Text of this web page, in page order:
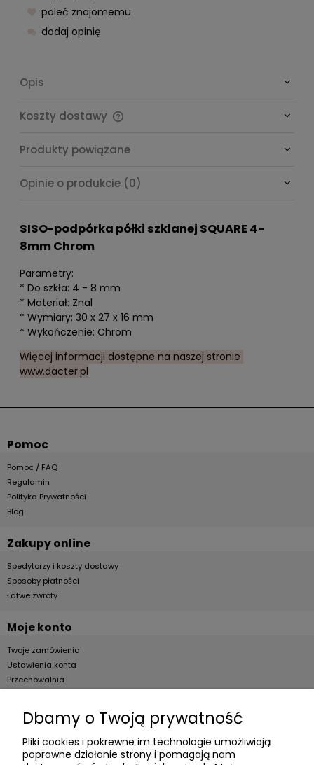
poleć znajomemu
dodaj opinię
Opis
Koszty dostawy
Produkty powiązane
Opinie o produkcie (0)
SISO-podpórka półki szklanej SQUARE 4-
8mm Chrom
Parametry:
* Do szkła: 4 - 8 mm
* Materiał: Znal
* Wymiary: 30 x 27 x 16 mm
* Wykończenie: Chrom
Więcej informacji dostępne na naszej stronie
www.dacter.pl
Pomoc
Pomoc / FAQ
Regulamin
Polityka Prywatności
Blog
Zakupy online
Spedytorzy i koszty dostawy
Sposoby płatności
Łatwe zwroty
Moje konto
Twoje zamówienia
Ustawienia konta
Przechowalnia
Dla firm
Dbamy o Twoją prywatność
Pliki cookies i pokrewne im technologie umożliwiają
poprawne działanie strony i pomagają nam